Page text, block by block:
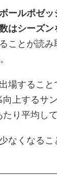
ールポゼッ
はシーズ
ことが読み
場するこ
上するサ
り平均し
なくなる